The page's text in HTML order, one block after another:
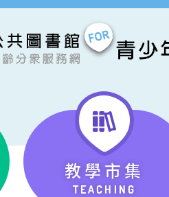
教學市集
TEACHING